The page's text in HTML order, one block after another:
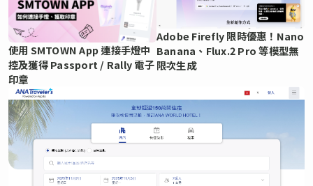
使用 SMTOWN App 連接手燈中
控及獲得 Passport / Rally 電子
印章
Adobe Firefly 限時優惠！Nano
Banana、Flux.2 Pro 等模型無
限次生成